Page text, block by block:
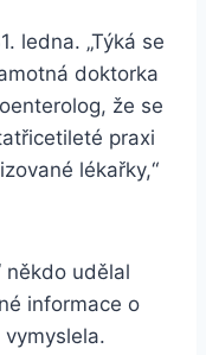
ledna. „Týká se
doktorka
že se
praxi
lékařky,“
někdo udělal
informace o